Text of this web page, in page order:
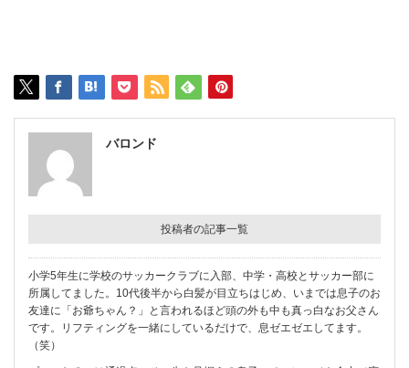
バロンド
投稿者の記事一覧
小学5年生に学校のサッカークラブに入部、中学・高校とサッカー部に
所属してました。10代後半から白髪が目立ちはじめ、いまでは息子のお
友達に「お爺ちゃん？」と言われるほど頭の外も中も真っ白なお父さん
です。リフティングを一緒にしているだけで、息ゼエゼエしてます。
（笑）